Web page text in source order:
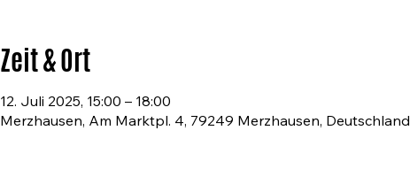
Zeit & Ort
12. Juli 2025, 15:00 – 18:00
Merzhausen, Am Marktpl. 4, 79249 Merzhausen, Deutschland